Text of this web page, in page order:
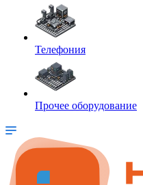
Телефония
Прочее оборудование